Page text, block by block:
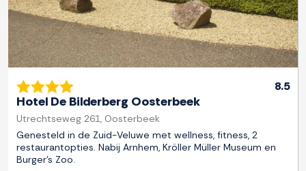
8.5
Hotel De Bilderberg Oosterbeek
Utrechtseweg 261, Oosterbeek
Genesteld in de Zuid-Veluwe met wellness, fitness, 2
restaurantopties. Nabij Arnhem, Kröller Müller Museum en
Burger's Zoo.